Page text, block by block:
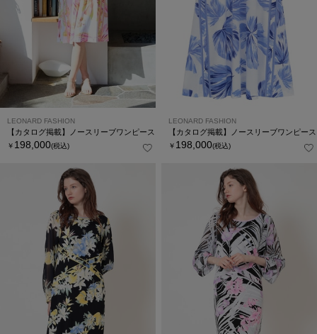
LEONARD FASHION
【カタログ掲載】ノースリーブワンピース
￥ 198,000(税込)
LEONARD FASHION
【カタログ掲載】ノースリーブワンピース
￥ 198,000(税込)